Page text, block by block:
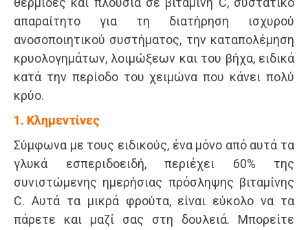
απαραίτητο για τη διατήρηση ισχυρού
ανοσοποιητικού συστήματος, την καταπολέμηση
κρυολογημάτων, λοιμώξεων και του βήχα, ειδικά
κατά την περίοδο του χειμώνα που κάνει πολύ
κρύο.
1. Κλημεντίνες
Σύμφωνα με τους ειδικούς, ένα μόνο από αυτά τα
γλυκά εσπεριδοειδή, περιέχει 60% της
συνιστώμενης ημερήσιας πρόσληψης βιταμίνης
C. Αυτά τα μικρά φρούτα, είναι εύκολο να τα
πάρετε και μαζί σας στη δουλειά. Μπορείτε